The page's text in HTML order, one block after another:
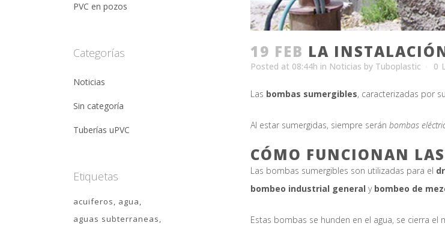
PVC en pozos
Categorías
Noticias
Sin categoría
Tuberías uPVC
Etiquetas
acuiferos
agua
aguas subterraneas
19 FEB LA
Posted at 08:44h in Noticias by Tuboplastic 0
Las bombas sumergibles, caracterizadas por
Al estar sumergidas, siempre serán bombas
CÓMO FUNCIONAN
Las bombas sumergibles son utilizadas para el
bombeo industrial general y bombeo de
Estas bombas se hunden en el agua, se cierra